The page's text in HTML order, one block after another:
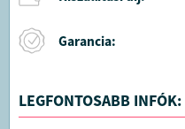
Garancia:
LEGFONTOSABB INFÓK: